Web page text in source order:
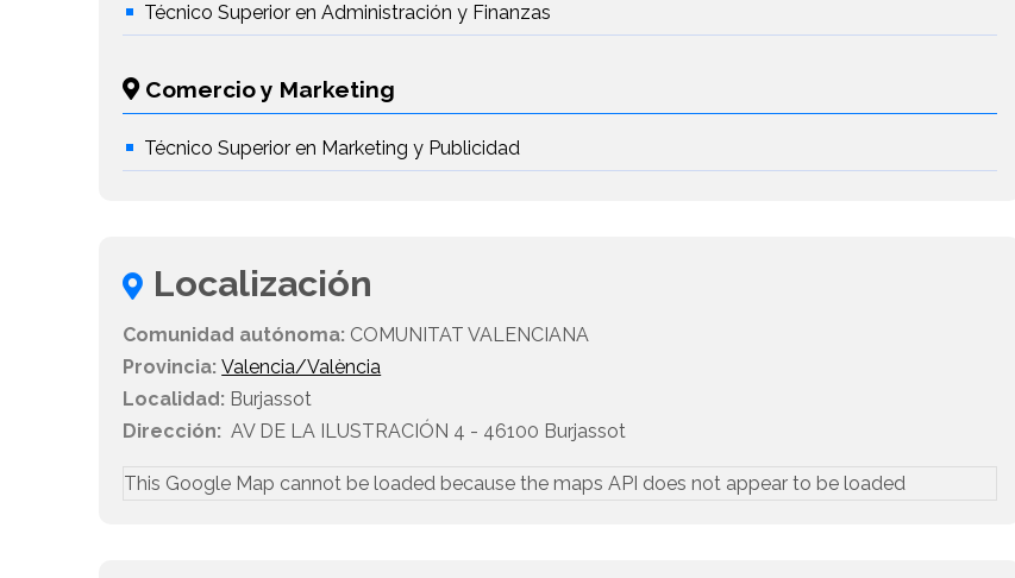
Técnico Superior en Administración y Finanzas
Comercio y Marketing
Técnico Superior en Marketing y Publicidad
Localización
Comunidad autónoma: COMUNITAT VALENCIANA
Provincia: Valencia/València
Localidad: Burjassot
Dirección: AV DE LA ILUSTRACIÓN 4 - 46100 Burjassot
This Google Map cannot be loaded because the maps API does not appear to be loaded